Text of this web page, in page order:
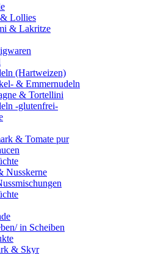
& Lollies
& Lakritze
(Hartweizen)
& Emmernudeln
& Tortellini
-glutenfrei-
& Tomate pur
Nusskerne
in Scheiben
& Skyr